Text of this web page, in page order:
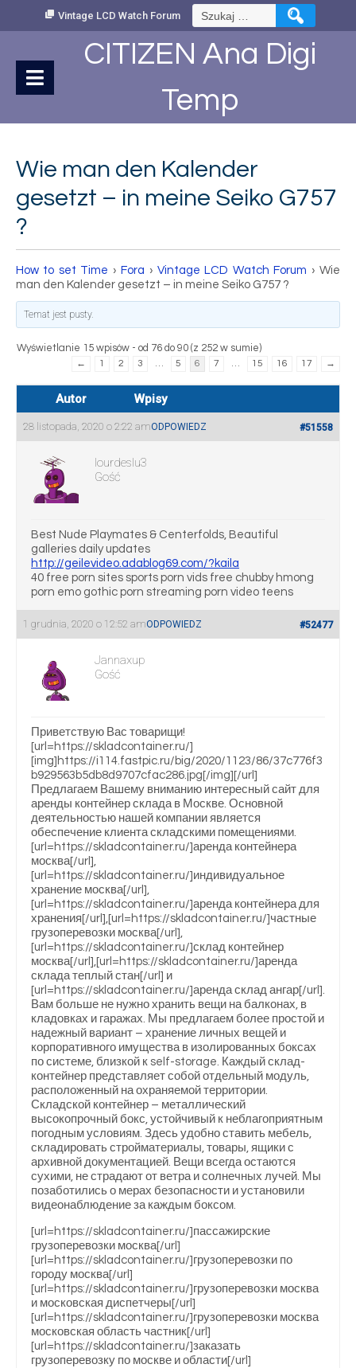
Vintage LCD Watch Forum Szukaj:
CITIZEN Ana Digi
Temp
Wie man den Kalender
gesetzt – in meine Seiko G757
?
How to set Time › Fora › Vintage LCD Watch Forum › Wie
man den Kalender gesetzt – in meine Seiko G757 ?
Temat jest pusty.
Wyświetlanie 15 wpisów - od 76 do 90 (z 252 w sumie)
← 1 2 3 … 5 6 7 … 15 16 17 →
Autor Wpisy
28 listopada, 2020 o 2:22 am #51558
ODPOWIEDZ
lourdeslu3
Gość
Best Nude Playmates & Centerfolds, Beautiful
galleries daily updates
http://geilevideo.adablog69.com/?kaila
40 free porn sites sports porn vids free chubby hmong
porn emo gothic porn streaming porn video teens
1 grudnia, 2020 o 12:52 am #52477
ODPOWIEDZ
Jannaxup
Gość
Приветствую Вас товарищи!
[url=https://skladcontainer.ru/]
[img]https://i114.fastpic.ru/big/2020/1123/86/37c776f3
b929563b5db8d9707cfac286.jpg[/img][/url]
Предлагаем Вашему вниманию интересный сайт для
аренды контейнер склада в Москве. Основной
деятельностью нашей компании является
обеспечение клиента складскими помещениями.
[url=https://skladcontainer.ru/]аренда контейнера
москва[/url],
[url=https://skladcontainer.ru/]индивидуальное
хранение москва[/url],
[url=https://skladcontainer.ru/]аренда контейнера для
хранения[/url],[url=https://skladcontainer.ru/]частные
грузоперевозки москва[/url],
[url=https://skladcontainer.ru/]склад контейнер
москва[/url],[url=https://skladcontainer.ru/]аренда
склада теплый стан[/url] и
[url=https://skladcontainer.ru/]аренда склад ангар[/url].
Вам больше не нужно хранить вещи на балконах, в
кладовках и гаражах. Мы предлагаем более простой и
надежный вариант – хранение личных вещей и
корпоративного имущества в изолированных боксах
по системе, близкой к self-storage. Каждый склад-
контейнер представляет собой отдельный модуль,
расположенный на охраняемой территории.
Складской контейнер – металлический
высокопрочный бокс, устойчивый к неблагоприятным
погодным условиям. Здесь удобно ставить мебель,
складировать стройматериалы, товары, ящики с
архивной документацией. Вещи всегда остаются
сухими, не страдают от ветра и солнечных лучей. Мы
позаботились о мерах безопасности и установили
видеонаблюдение за каждым боксом.
[url=https://skladcontainer.ru/]пассажирские
грузоперевозки москва[/url]
[url=https://skladcontainer.ru/]грузоперевозки по
городу москва[/url]
[url=https://skladcontainer.ru/]грузоперевозки москва
и московская диспетчеры[/url]
[url=https://skladcontainer.ru/]грузоперевозки москва
московская область частник[/url]
[url=https://skladcontainer.ru/]заказать
грузоперевозку по москве и области[/url]